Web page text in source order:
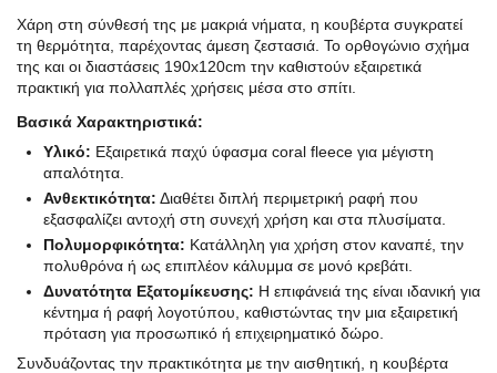
Χάρη στη σύνθεσή της με μακριά νήματα, η κουβέρτα συγκρατεί
τη θερμότητα, παρέχοντας άμεση ζεστασιά. Το ορθογώνιο σχήμα
της και οι διαστάσεις 190x120cm την καθιστούν εξαιρετικά
πρακτική για πολλαπλές χρήσεις μέσα στο σπίτι.
Βασικά Χαρακτηριστικά:
Υλικό: Εξαιρετικά παχύ ύφασμα coral fleece για μέγιστη
απαλότητα.
Ανθεκτικότητα: Διαθέτει διπλή περιμετρική ραφή που
εξασφαλίζει αντοχή στη συνεχή χρήση και στα πλυσίματα.
Πολυμορφικότητα: Κατάλληλη για χρήση στον καναπέ, την
πολυθρόνα ή ως επιπλέον κάλυμμα σε μονό κρεβάτι.
Δυνατότητα Εξατομίκευσης: Η επιφάνειά της είναι ιδανική για
κέντημα ή ραφή λογοτύπου, καθιστώντας την μια εξαιρετική
πρόταση για προσωπικό ή επιχειρηματικό δώρο.
Συνδυάζοντας την πρακτικότητα με την αισθητική, η κουβέρτα